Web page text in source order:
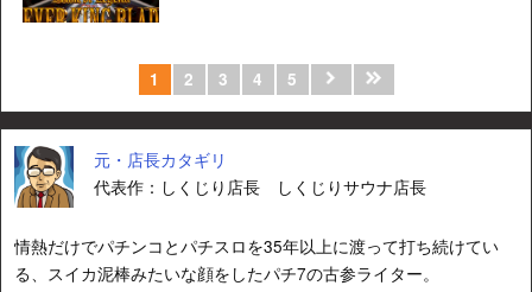
1 2 3 4 5
元・店長カタギリ
代表作：しくじり店長 しくじりサウナ店長
情熱だけでパチンコとパチスロを35年以上に渡って打ち続けてい
る、スイカ泥棒みたいな顔をしたパチ7の古参ライター。